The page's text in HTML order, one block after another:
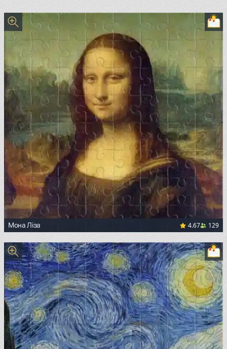
Мона Ліза 4.67 129